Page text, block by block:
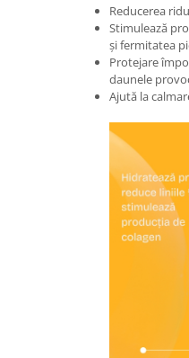
Reducerea
Stimulează
și fermitatea
Protejare
daunele
Ajută la